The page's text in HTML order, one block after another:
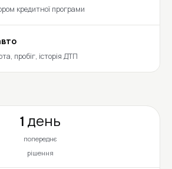
кредитної програми
пробіг, історія ДТП
1 день
попереднє
рішення